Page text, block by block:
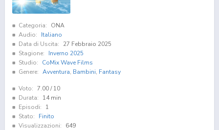
Categoria:
ONA
Audio:
Italiano
Data di Uscita:
27 Febbraio 2025
Stagione:
Inverno 2025
Studio:
CoMix Wave Films
Genere: Avventura, Bambini, Fantasy
Voto: 7.00/ 10
Durata:
14 min
Episodi:
1
Stato:
Finito
Visualizzazioni:
649